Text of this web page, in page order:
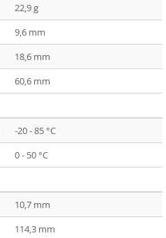
22,9 g
9,6 mm
18,6 mm
60,6 mm
-20 - 85 °C
0 - 50 °C
10,7 mm
114,3 mm